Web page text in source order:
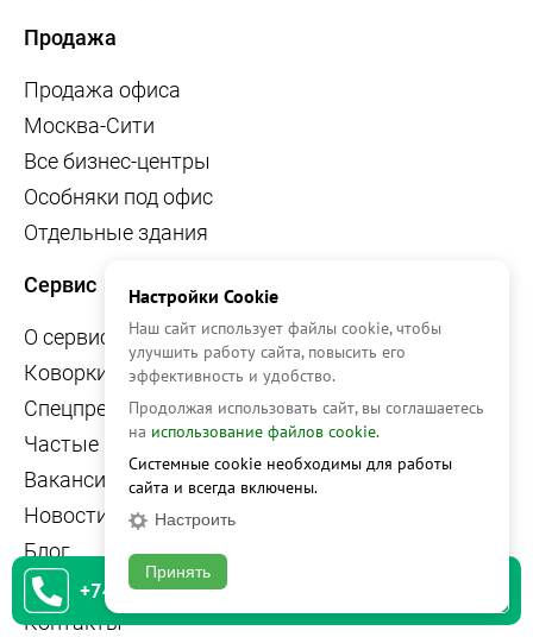
Продажа
Продажа офиса
Москва-Сити
Все бизнес-центры
Особняки под офис
Отдельные здания
Сервис
О сервисе
Коворкинги
Спецпредложения
Частые вопросы
Вакансии
Новости
Блог
Аналитика
Контакты
+74951542930
Настройки Cookie
Наш сайт использует файлы cookie, чтобы
улучшить работу сайта, повысить его
эффективность и удобство.
Продолжая использовать сайт, вы соглашаетесь
на использование файлов cookie.
Системные cookie необходимы для работы
сайта и всегда включены.
Настроить
Принять